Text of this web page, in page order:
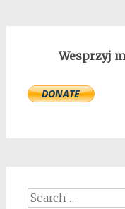
Wesprzyj
Search